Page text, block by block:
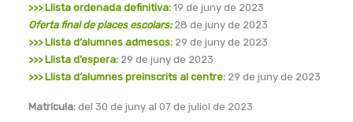
>>> Llista ordenada definitiva: 19 de juny de 2023
Oferta final de places escolars: 28 de juny de 2023
>>> Llista d’alumnes admesos: 29 de juny de 2023
>>> Llista d’espera: 29 de juny de 2023
>>> Llista d’alumnes preinscrits al centre: 29 de juny de 2023
Matrícula: del 30 de juny al 07 de juliol de 2023